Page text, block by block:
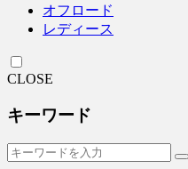
オフロード
レディース
CLOSE
キーワード